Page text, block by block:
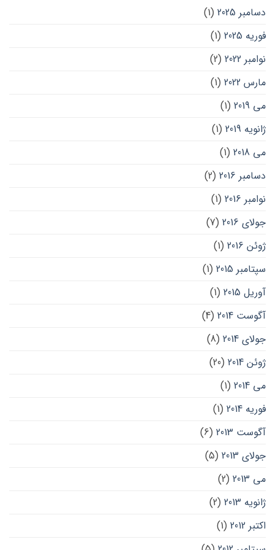
دسامبر 2025
(1)
فوریه 2025
(1)
نوامبر 2022
(2)
مارس 2022
(1)
می 2019
(1)
ژانویه 2019
(1)
می 2018
(1)
دسامبر 2016
(2)
نوامبر 2016
(1)
جولای 2016
(7)
ژوئن 2016
(1)
سپتامبر 2015
(1)
آوریل 2015
(1)
آگوست 2014
(4)
جولای 2014
(8)
ژوئن 2014
(20)
می 2014
(1)
فوریه 2014
(1)
آگوست 2013
(6)
جولای 2013
(5)
می 2013
(2)
ژانویه 2013
(2)
اکتبر 2012
(1)